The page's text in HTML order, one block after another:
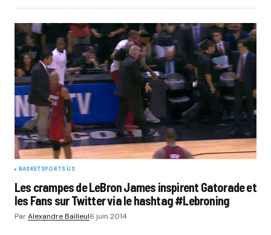
BASKETSPORTS US
Les crampes de LeBron James inspirent Gatorade et
les Fans sur Twitter via le hashtag #Lebroning
ParAlexandre Bailleul6 juin 2014